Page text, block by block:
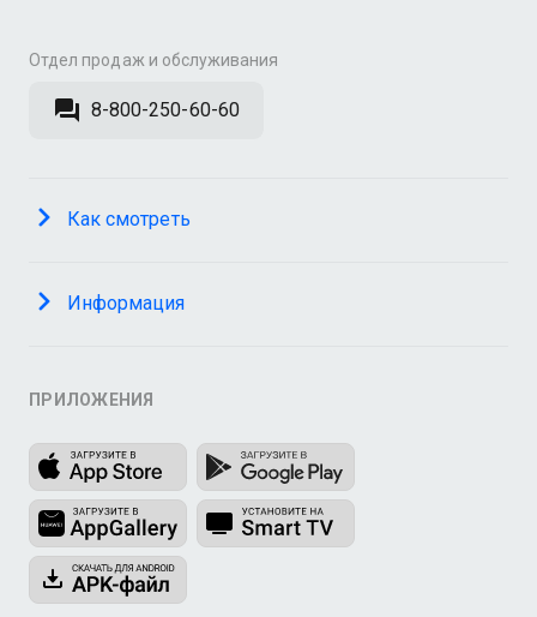
Отдел продаж и обслуживания
8-800-250-60-60
Как смотреть
Информация
ПРИЛОЖЕНИЯ